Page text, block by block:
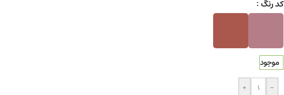
کد رنگ
موجود
-
+